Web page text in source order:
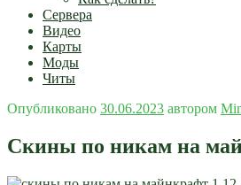
Сервера
Видео
Карты
Моды
Читы
Опубликовано 30.06.2023 автором
Скины по никам на